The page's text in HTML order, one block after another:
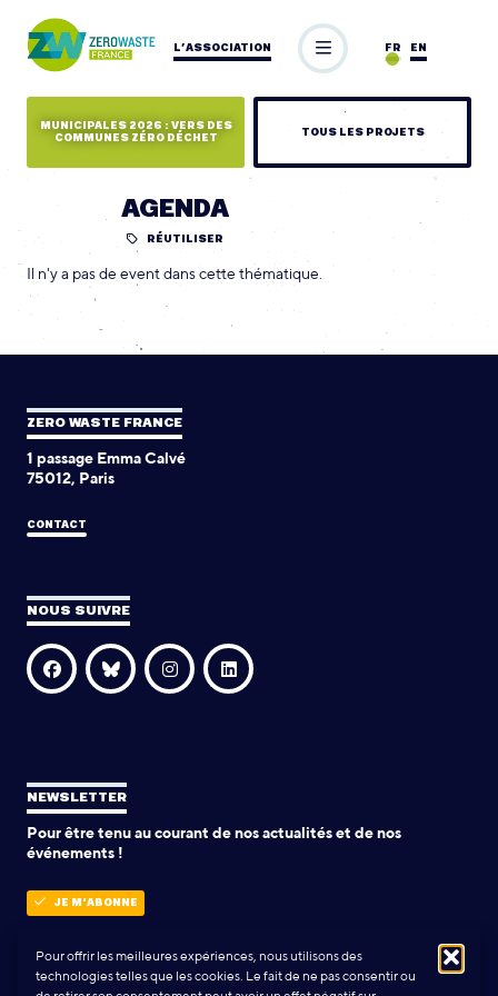
Pour offrir les meilleures expériences, nous utilisons des
technologies telles que les cookies. Le fait de ne pas consentir ou
L’ASSOCIATION EN
FR
MUNICIPALES 2026 : VERS DES
COMMUNES ZÉRO DÉCHET
TOUS LES PROJETS
AGENDA
RÉUTILISER
Il n'y a pas de event dans cette thématique.
ZERO WASTE FRANCE
1 passage Emma Calvé
75012, Paris
CONTACT
NOUS SUIVRE
NEWSLETTER
Pour être tenu au courant de nos actualités et de nos
événements !
JE M'ABONNE
POLITIQUE DE CONFIDENTIALITÉ